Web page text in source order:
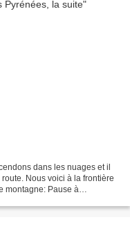
dans les nuages et il
Nous voici à la frontière
montagne: Pause à